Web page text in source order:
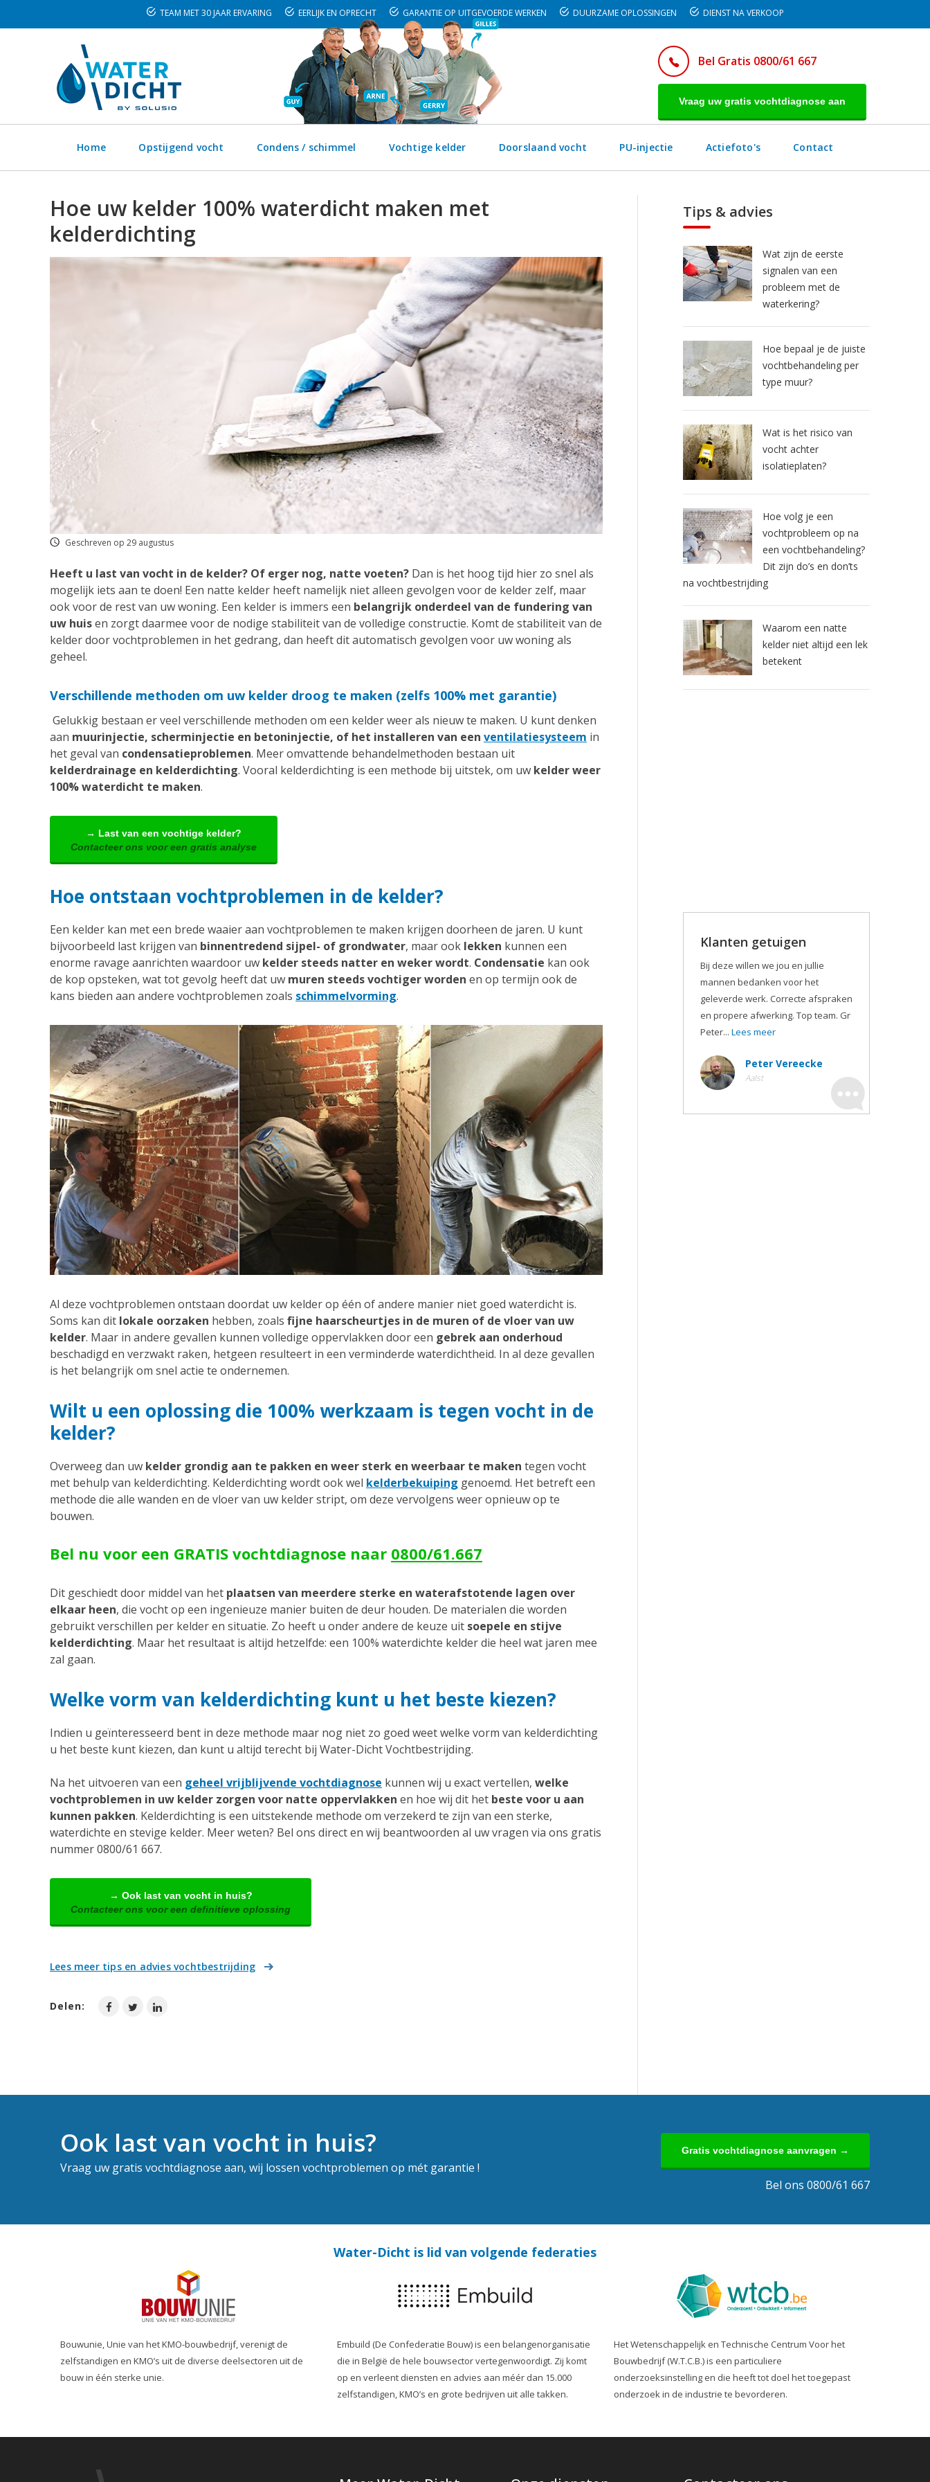
TEAM MET 30 JAAR ERVARING EERLIJK EN OPRECHT GARANTIE OP UITGEVOERDE WERKEN DUURZAME OPLOSSINGEN DIENST NA VERKOOP
Bel Gratis 0800/61 667
Vraag uw gratis vochtdiagnose aan
Home Opstijgend vocht Condens / schimmel Vochtige kelder Doorslaand vocht PU-injectie Actiefoto's Contact
Hoe uw kelder 100% waterdicht maken met
kelderdichting
Geschreven op 29 augustus
Heeft u last van vocht in de kelder? Of erger nog, natte voeten? Dan is het hoog tijd hier zo snel als
mogelijk iets aan te doen! Een natte kelder heeft namelijk niet alleen gevolgen voor de kelder zelf, maar
ook voor de rest van uw woning. Een kelder is immers een belangrijk onderdeel van de fundering van
uw huisen zorgt daarmee voor de nodige stabiliteit van de volledige constructie. Komt de stabiliteit van de
kelder door vochtproblemen in het gedrang, dan heeft dit automatisch gevolgen voor uw woning als
geheel.
Verschillende methoden om uw kelder droog te maken (zelfs 100% met garantie)
Gelukkig bestaan er veel verschillende methoden om een kelder weer als nieuw te maken. U kunt denken
aan muurinjectie, scherminjectie en betoninjectie, of het installeren van een ventilatiesysteem in
het geval van condensatieproblemen. Meer omvattende behandelmethoden bestaan uit
kelderdrainage en kelderdichting. Vooral kelderdichting is een methode bij uitstek, om uw kelder weer
100% waterdicht te maken.
→ Last van een vochtige kelder?
Contacteer ons voor een gratis analyse
Hoe ontstaan vochtproblemen in de kelder?
Een kelder kan met een brede waaier aan vochtproblemen te maken krijgen doorheen de jaren. U kunt
bijvoorbeeld last krijgen van binnentredend sijpel- of grondwater, maar ook lekken kunnen een
enorme ravage aanrichten waardoor uw kelder steeds natter en weker wordt. Condensatie kan ook
de kop opsteken, wat tot gevolg heeft dat uw muren steeds vochtiger worden en op termijn ook de
kans bieden aan andere vochtproblemen zoals schimmelvorming.
Al deze vochtproblemen ontstaan doordat uw kelder op één of andere manier niet goed waterdicht is.
Soms kan dit lokale oorzaken hebben, zoals fijne haarscheurtjes in de muren of de vloer van uw
kelder. Maar in andere gevallen kunnen volledige oppervlakken door een gebrek aan onderhoud
beschadigd en verzwakt raken, hetgeen resulteert in een verminderde waterdichtheid. In al deze gevallen
is het belangrijk om snel actie te ondernemen.
Wilt u een oplossing die 100% werkzaam is tegen vocht in de
kelder?
Overweeg dan uw kelder grondig aan te pakken en weer sterk en weerbaar te maken tegen vocht
met behulp van kelderdichting. Kelderdichting wordt ook wel kelderbekuiping genoemd. Het betreft een
methode die alle wanden en de vloer van uw kelder stript, om deze vervolgens weer opnieuw op te
bouwen.
Bel nu voor een GRATIS vochtdiagnose naar 0800/61.667
Dit geschiedt door middel van het plaatsen van meerdere sterke en waterafstotende lagen over
elkaar heen, die vocht op een ingenieuze manier buiten de deur houden. De materialen die worden
gebruikt verschillen per kelder en situatie. Zo heeft u onder andere de keuze uit soepele en stijve
kelderdichting. Maar het resultaat is altijd hetzelfde: een 100% waterdichte kelder die heel wat jaren mee
zal gaan.
Welke vorm van kelderdichting kunt u het beste kiezen?
Indien u geïnteresseerd bent in deze methode maar nog niet zo goed weet welke vorm van kelderdichting
u het beste kunt kiezen, dan kunt u altijd terecht bij Water-Dicht Vochtbestrijding.
Na het uitvoeren van een geheel vrijblijvende vochtdiagnose kunnen wij u exact vertellen, welke
vochtproblemen in uw kelder zorgen voor natte oppervlakken en hoe wij dit het beste voor u aan
kunnen pakken. Kelderdichting is een uitstekende methode om verzekerd te zijn van een sterke,
waterdichte en stevige kelder. Meer weten? Bel ons direct en wij beantwoorden al uw vragen via ons gratis
nummer 0800/61 667.
→ Ook last van vocht in huis?
Contacteer ons voor een definitieve oplossing
Lees meer tips en advies vochtbestrijding
Delen:
Tips & advies
Wat zijn de eerste
signalen van een
probleem met de
waterkering?
Hoe bepaal je de juiste
vochtbehandeling per
type muur?
Wat is het risico van
vocht achter
isolatieplaten?
Hoe volg je een
vochtprobleem op na
een vochtbehandeling?
Dit zijn do’s en don’ts
na vochtbestrijding
Waarom een natte
kelder niet altijd een lek
betekent
Klanten getuigen
Bij deze willen we jou en jullie
mannen bedanken voor het
geleverde werk. Correcte afspraken
en propere afwerking. Top team. Gr
Peter... Lees meer
Peter Vereecke
Aalst
Ook last van vocht in huis?
Vraag uw gratis vochtdiagnose aan, wij lossen vochtproblemen op mét garantie !
Gratis vochtdiagnose aanvragen →
Bel ons 0800/61 667
Water-Dicht is lid van volgende federaties
Bouwunie, Unie van het KMO-bouwbedrijf, verenigt de
zelfstandigen en KMO’s uit de diverse deelsectoren uit de
bouw in één sterke unie.
Embuild (De Confederatie Bouw) is een belangenorganisatie
die in België de hele bouwsector vertegenwoordigt. Zij komt
op en verleent diensten en advies aan méér dan 15.000
zelfstandigen, KMO’s en grote bedrijven uit alle takken.
Het Wetenschappelijk en Technische Centrum Voor het
Bouwbedrijf (W.T.C.B.) is een particuliere
onderzoeksinstelling en die heeft tot doel het toegepast
onderzoek in de industrie te bevorderen.